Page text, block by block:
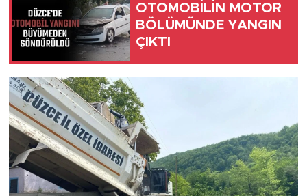
OTOMOBİLİN MOTOR
BÖLÜMÜNDE YANGIN
ÇIKTI